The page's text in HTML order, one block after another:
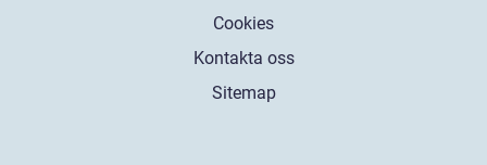
Cookies
Kontakta oss
Sitemap